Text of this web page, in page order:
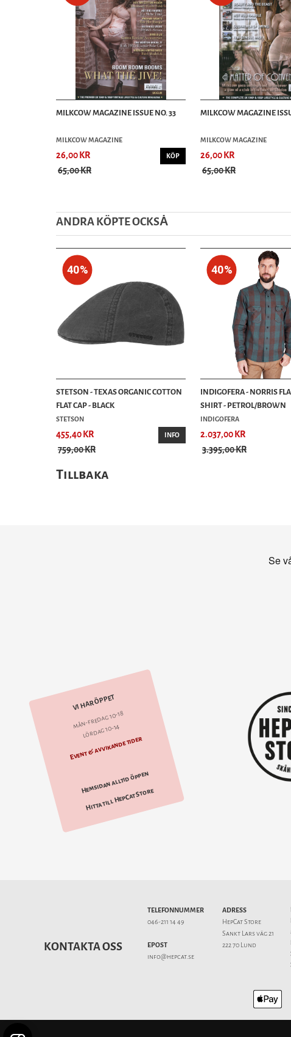
MILKCOW MAGAZINE ISSUE NO. 33
MILKCOW MAGAZINE
26,00 KR
65,00 KR
KÖP
MILKCOW MAGAZINE
MILKCOW MAGAZINE
26,00 KR
65,00 KR
ANDRA KÖPTE OCKSȦ
40%
STETSON - TEXAS ORGANIC COTTON
FLAT CAP - BLACK
STETSON
455,40 KR
759,00 KR
INFO
40%
INDIGOFERA - NORRIS
SHIRT - PETROL/BROWN
INDIGOFERA
2.037,00 KR
3.395,00 KR
Tillbaka
VI HAR ÖPPET
mån-fredag 10-18
lördag 10-14
Event & avvikande tider
Hemsidan alltid öppen
Hitta till HepCat Store
KONTAKTA OSS
TELEFONNUMMER
046-211 14 49
EPOST
info@hepcat.se
ADRESS
HepCat Store
Sankt Lars väg 21
222 70 Lund